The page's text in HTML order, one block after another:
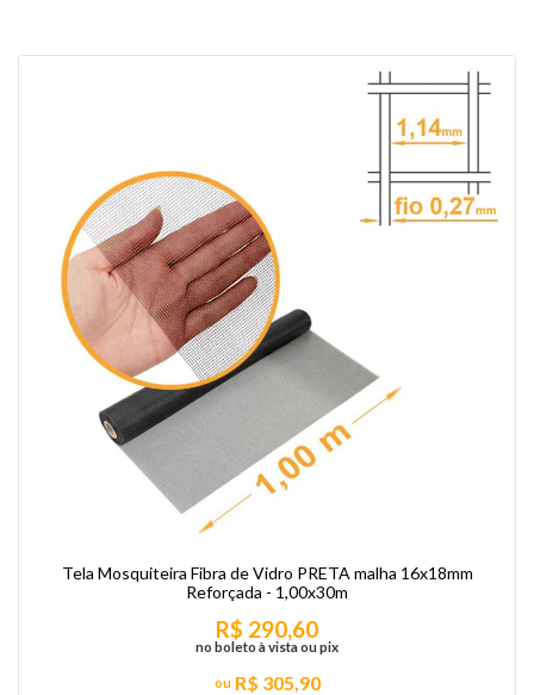
Tela Mosquiteira Fibra de Vidro PRETA malha 16x18mm
Reforçada - 1,00x30m
R$ 305,90
R$ 290,60
no boleto à vista ou pix